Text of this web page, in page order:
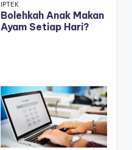
IPTEK
Bolehkah Anak Makan
Ayam Setiap Hari?